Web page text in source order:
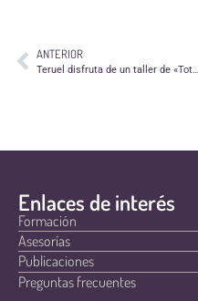
ANTERIOR
Teruel disfruta de un taller de «Tote Bags» y un momento de encuentro con percusión por el DIV
Enlaces de interés
Formación
Asesorías
Publicaciones
Preguntas frecuentes